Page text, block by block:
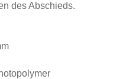
des Abschieds.